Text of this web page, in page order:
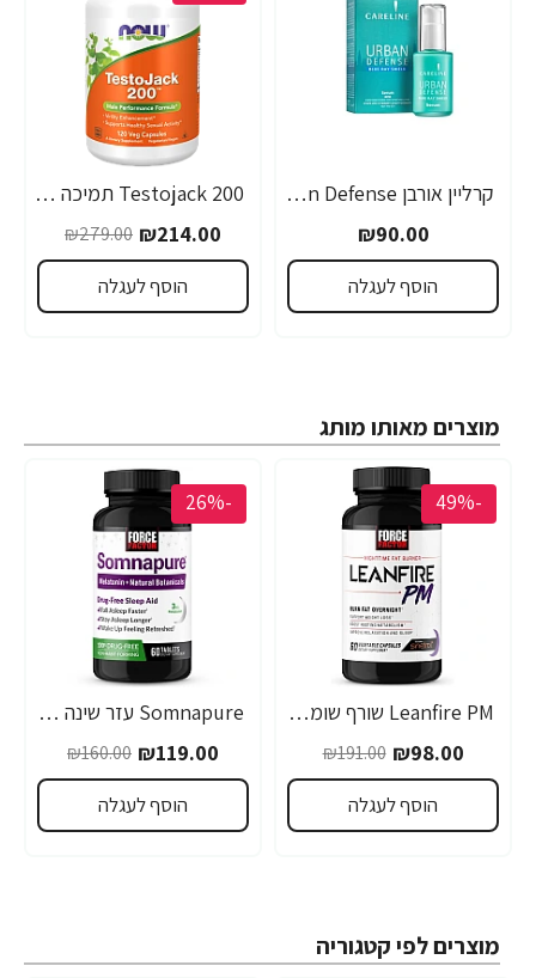
קרליין אורבן Urban Defense סרום לעור פנים 30 מ"ל - מבית CARELINE
₪90.00
הוסף לעגלה
Testojack 200 תמיכה בטסטוסטרון 200 מ"ג 120 כמוסות - מבית NOW FOODS
₪214.00
₪279.00
הוסף לעגלה
מוצרים מאותו מותג
-49%
Leanfire PM שורף שומנים ללילה 60 כמוסות צמחיות - מבית Force Factor
₪98.00
₪191.00
הוסף לעגלה
-26%
Somnapure עזר שינה טבעי 60 טבליות - מבית Force Factor
₪119.00
₪160.00
הוסף לעגלה
מוצרים לפי קטגוריה